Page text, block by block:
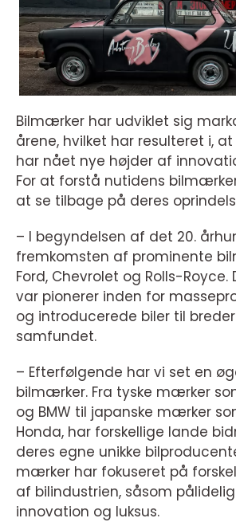
Bilmærker har udviklet sig
årene, hvilket har resulteret i,
har nået nye højder af
For at forstå nutidens
at se tilbage på deres
– I begyndelsen af det 20.
fremkomsten af prominente
Ford, Chevrolet og Rolls-
var pionerer inden for
og introducerede biler til
samfundet.
– Efterfølgende har vi set en
bilmærker. Fra tyske mærker
og BMW til japanske mærker
Honda, har forskellige lande
deres egne unikke
mærker har fokuseret på
af bilindustrien, såsom
innovation og luksus.